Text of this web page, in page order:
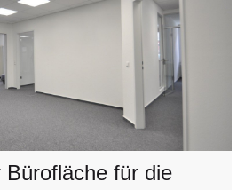
Bürofläche für die